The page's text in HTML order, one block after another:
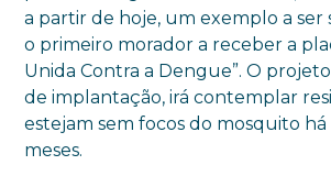
a partir de hoje, um exemplo a ser
o primeiro morador a receber a
Unida Contra a Dengue”. O
de implantação, irá contemplar
estejam sem focos do mosquito há
meses.